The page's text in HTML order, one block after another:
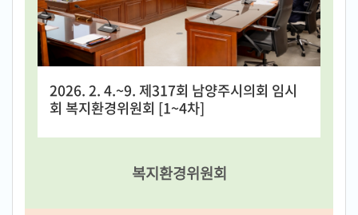
2026. 2. 4.~9. 제317회 남양주시의회 임시
회 복지환경위원회 [1~4차]
복지환경위원회